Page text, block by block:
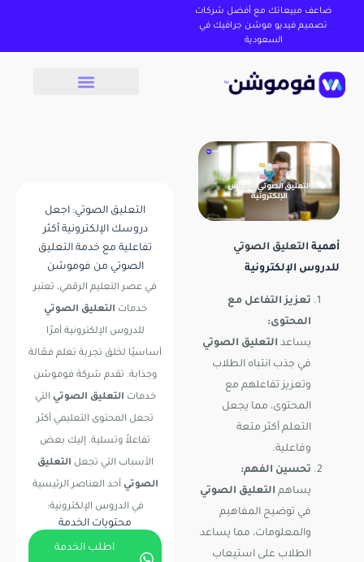
ضاعف مبيعاتك مع أفضل شركات
تصميم فيديو موشن جرافيك في
السعودية
أهمية التعليق الصوتي
للدروس الإلكترونية
تعزيز التفاعل مع
المحتوى:
يساعد التعليق الصوتي
في جذب انتباه الطلاب
وتعزيز تفاعلهم مع
المحتوى، مما يجعل
التعلم أكثر متعة
وفاعلية.
تحسين الفهم:
يساهم التعليق الصوتي
في توضيح المفاهيم
والمعلومات، مما يساعد
الطلاب على استيعاب
التعليق الصوتي: اجعل
دروسك الإلكترونية أكثر
تفاعلية مع خدمة التعليق
الصوتي من فوموشن
في عصر التعليم الرقمي، تعتبر
خدمات التعليق الصوتي
للدروس الإلكترونية أمرًا
أساسيًا لخلق تجربة تعلم فعّالة
وجذابة. تقدم شركة فوموشن
خدمات التعليق الصوتي التي
تجعل المحتوى التعليمي أكثر
تفاعلاً وتسلية. إليك بعض
الأسباب التي تجعل التعليق
الصوتي أحد العناصر الرئيسية
في الدروس الإلكترونية:
محتويات الخدمة
اطلب الخدمة